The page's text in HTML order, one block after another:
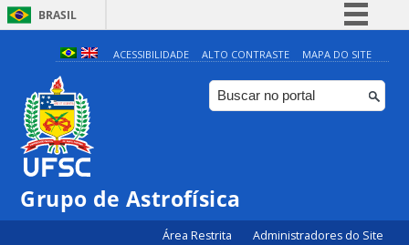
BRASIL
Simplifique!
Comunica BR
Participe
ACESSIBILIDADE ALTO CONTRASTE MAPA DO SITE
Grupo de Astrofísica
Área Restrita Administradores do Site